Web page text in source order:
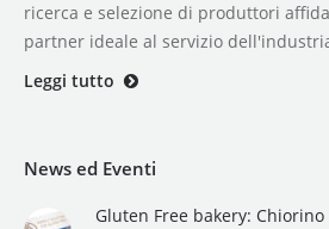
ricerca e selezione di produttori
partner ideale al servizio
Leggi tutto
News ed Eventi
Gluten Free bakery: